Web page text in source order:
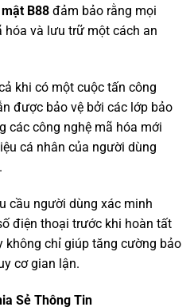
B88 đảm bảo rằng mọi
và lưu trữ một cách an
khi có một cuộc tấn công
được bảo vệ bởi các lớp bảo
các công nghệ mã hóa mới
cá nhân của người dùng
cầu người dùng xác minh
điện thoại trước khi hoàn tất
không chỉ giúp tăng cường bảo
cơ gian lận.
Sẻ Thông Tin